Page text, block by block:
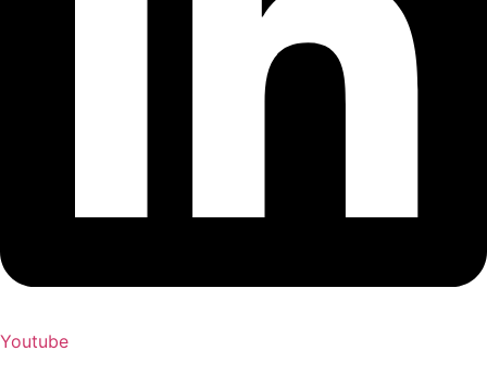
Youtube